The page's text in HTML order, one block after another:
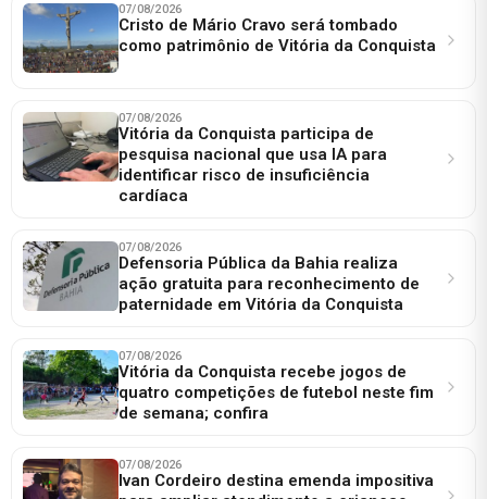
07/08/2026
Cristo de Mário Cravo será tombado
como patrimônio de Vitória da Conquista
07/08/2026
Vitória da Conquista participa de
pesquisa nacional que usa IA para
identificar risco de insuficiência
cardíaca
07/08/2026
Defensoria Pública da Bahia realiza
ação gratuita para reconhecimento de
paternidade em Vitória da Conquista
07/08/2026
Vitória da Conquista recebe jogos de
quatro competições de futebol neste fim
de semana; confira
07/08/2026
Ivan Cordeiro destina emenda impositiva